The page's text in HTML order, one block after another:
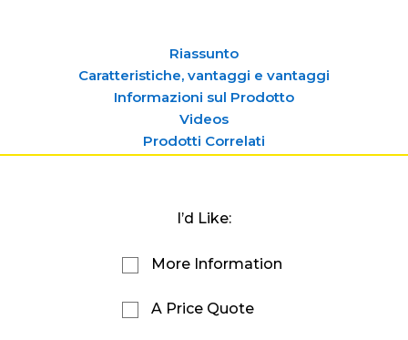
Riassunto
Caratteristiche, vantaggi e vantaggi
Informazioni sul Prodotto
Videos
Prodotti Correlati
I’d Like:
More Information
A Price Quote